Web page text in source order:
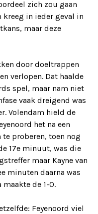
zich zou gaan
kreeg in ieder geval in
maar deze
door doeltrappen
verlopen. Dat haalde
spel, maar nam niet
vaak dreigend was
Volendam hield de
het na een
proberen, toen nog
17e minuut, was die
maar Kayne van
minuten daarna was
maakte de 1-0.
Feyenoord viel